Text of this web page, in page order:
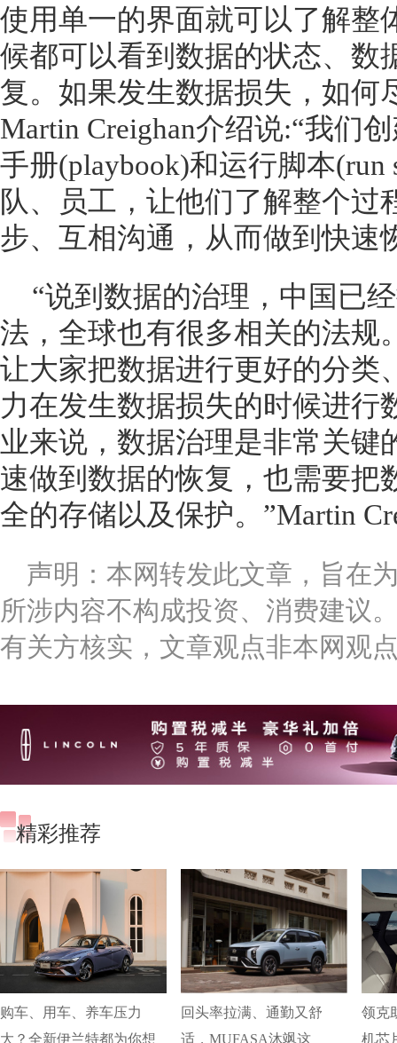
使用单一的界面就可以了解整
候都可以看到数据的状态、数
复。如果发生数据损失，如何
Martin Creighan介绍说:“我们
手册(playbook)和运行脚本
队、员工，让他们了解整个过
步、互相沟通，从而做到快速
“说到数据的治理，中国已
法，全球也有很多相关的法规
让大家把数据进行更好的分类
力在发生数据损失的时候进行
业来说，数据治理是非常关键
速做到数据的恢复，也需要把
全的存储以及保护。”Martin
声明：本网转发此文章，旨在
所涉内容不构成投资、消费建议
有关方核实，文章观点非本网观
精彩推荐
购车、用车、养车压力
大？全新伊兰特都为你想
回头率拉满、通勤又舒
适，MUFASA沐飒这
领克
机芯